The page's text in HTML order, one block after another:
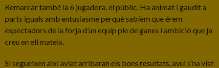
Remarcar també la 6 jugadora, el públic. Ha animat i gaudit a
parts iguals amb entusiasme perquè sabíem que érem
espectadors de la forja d’un equip ple de ganes i ambició que ja
creu en ell mateix.
Si segueixen així aviat arribaran els bons resultats, avui s’ha vist